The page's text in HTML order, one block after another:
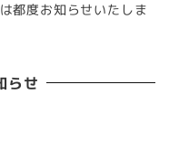
都度お知らせいたしま
らせ